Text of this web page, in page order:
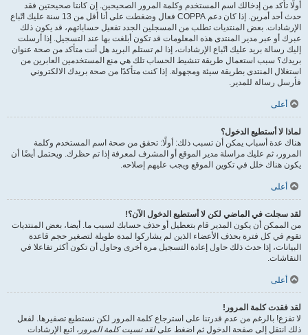
أولًا تأكد من إدخالك اسم المستخدم وكلمة المرور الصحيحين. إن كانتا صحيحتين فقد
حدث أحد أمرين. إذا كان دعم COPPA فعال وضغطت على أنا أقل من 13 سنة عليك اتّباع
الإرشادات. بعض المنتديات تطلب من المسجلين الجدد تفعيل حساباتهم، قد يكون ذلك
عبرك أو عبر مدير المنتدى هذه المعلومات قد تكون أبلغت بها عند التسجيل. إذا أرسلت
إليك رسالة بريد عليك اتّباع الإرشادات، إذا لم تستلم البريد هل أنت متأكد من صحة عنوان
بريدك؟ سبب استعمال طريقة تنشيط الحساب تلك هي منع المستخدمين العابرين من
استغلال المنتدى بطريقة سيئة ومجهولة. إذا كنت متأكدًا من صحة بريدك الالكتروني
فأرسل رسالة للمدير.
أعلى
لماذا لا أستطيع الدخول؟
هناك عدة أسباب يمكن أن تسبب ذلك: أولًا: تحقق من صحة اسم المستخدم وكلمة
المرور، ثم عليك مراسلة مدير الموقع أو المشرف لمعرفة إذا تم حظرك. ويحتمل أيضًا أن
يكون هناك خلل في تكوين الموقع ويجب عليهم إصلاحه.
أعلى
لقد سجلت في الماضي لكن لا أستطيع الدخول الآن؟!
من الممكن أن يكون المدير قام بتعطيل أو حذف حسابك لسبب ما. أيضا، بعض المنتديات
تقوم في كل فترة بحذف الأعضاء الذين لم يشاركوا لمدة طويلة لتصغير حجم قاعدة
البيانات، إذا حدث ذلك حاول إعادة التسجيل مرة أخرى وحاول أن تكون أكثر تفاعلا في
النقاشات.
أعلى
لقد فقدت كلمة المرور!
لا تفزع! بالرغم من عدم قدرتنا على استرجاع كلمة المرور لكن نستطيع تصفيرها. لفعل
ذلك انتقل إلى صفحة الدخول ثم اضغط علىلقد نسيت كلمة المرور ، اتبع الإرشادات